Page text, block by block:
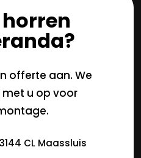
offerte aan. We
u op voor
CL Maassluis